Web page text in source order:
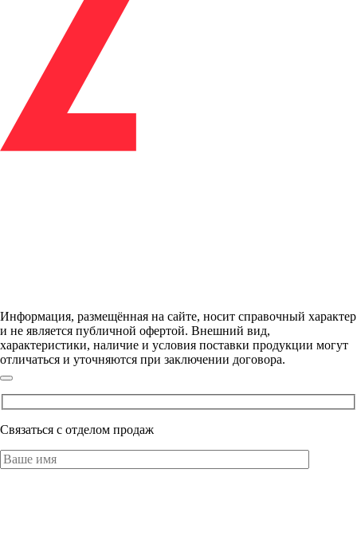
Информация, размещённая на сайте, носит справочный характер
и не является публичной офертой. Внешний вид,
характеристики, наличие и условия поставки продукции могут
отличаться и уточняются при заключении договора.
Оставьте это поле пустым.
Связаться с отделом продаж